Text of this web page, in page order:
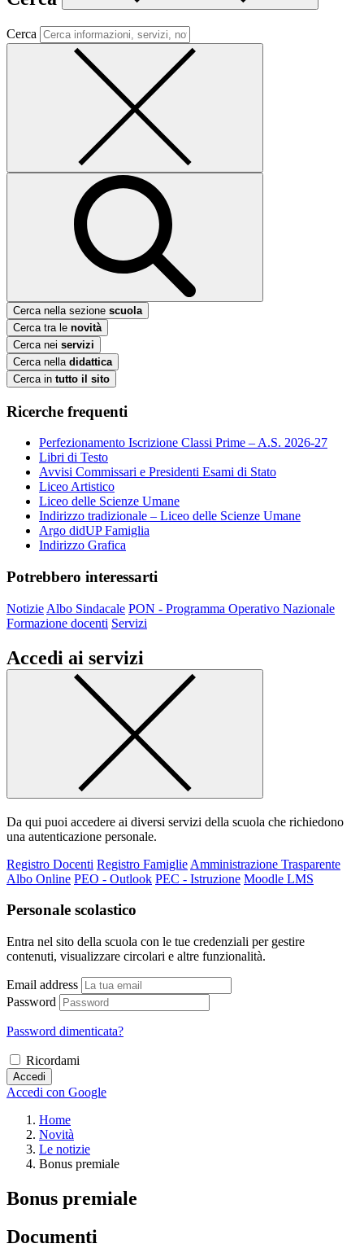
Cerca
Cerca nella sezione scuola
Cerca tra le novità
Cerca nei servizi
Cerca nella didattica
Cerca in tutto il sito
Ricerche frequenti
Perfezionamento Iscrizione Classi Prime – A.S. 2026-27
Libri di Testo
Avvisi Commissari e Presidenti Esami di Stato
Liceo Artistico
Liceo delle Scienze Umane
Indirizzo tradizionale – Liceo delle Scienze Umane
Argo didUP Famiglia
Indirizzo Grafica
Potrebbero interessarti
Notizie Albo Sindacale PON - Programma Operativo Nazionale
Formazione docenti Servizi
Accedi ai servizi
Da qui puoi accedere ai diversi servizi della scuola che richiedono
una autenticazione personale.
Registro Docenti Registro Famiglie Amministrazione Trasparente
Albo Online PEO - Outlook PEC - Istruzione Moodle LMS
Personale scolastico
Entra nel sito della scuola con le tue credenziali per gestire
contenuti, visualizzare circolari e altre funzionalità.
Email address
Password
Password dimenticata?
Ricordami
Accedi
Accedi con Google
Home
Novità
Le notizie
Bonus premiale
Bonus premiale
Documenti